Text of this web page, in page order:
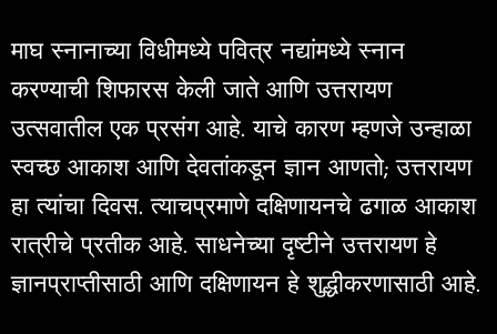
माघ स्नानाच्या विधीमध्ये पवित्र नद्यांमध्ये स्नान
करण्याची शिफारस केली जाते आणि उत्तरायण
उत्सवातील एक प्रसंग आहे. याचे कारण म्हणजे उन्हाळा
स्वच्छ आकाश आणि देवतांकडून ज्ञान आणतो; उत्तरायण
हा त्यांचा दिवस. त्याचप्रमाणे दक्षिणायनचे ढगाळ आकाश
रात्रीचे प्रतीक आहे. साधनेच्या दृष्टीने उत्तरायण हे
ज्ञानप्राप्तीसाठी आणि दक्षिणायन हे शुद्धीकरणासाठी आहे.